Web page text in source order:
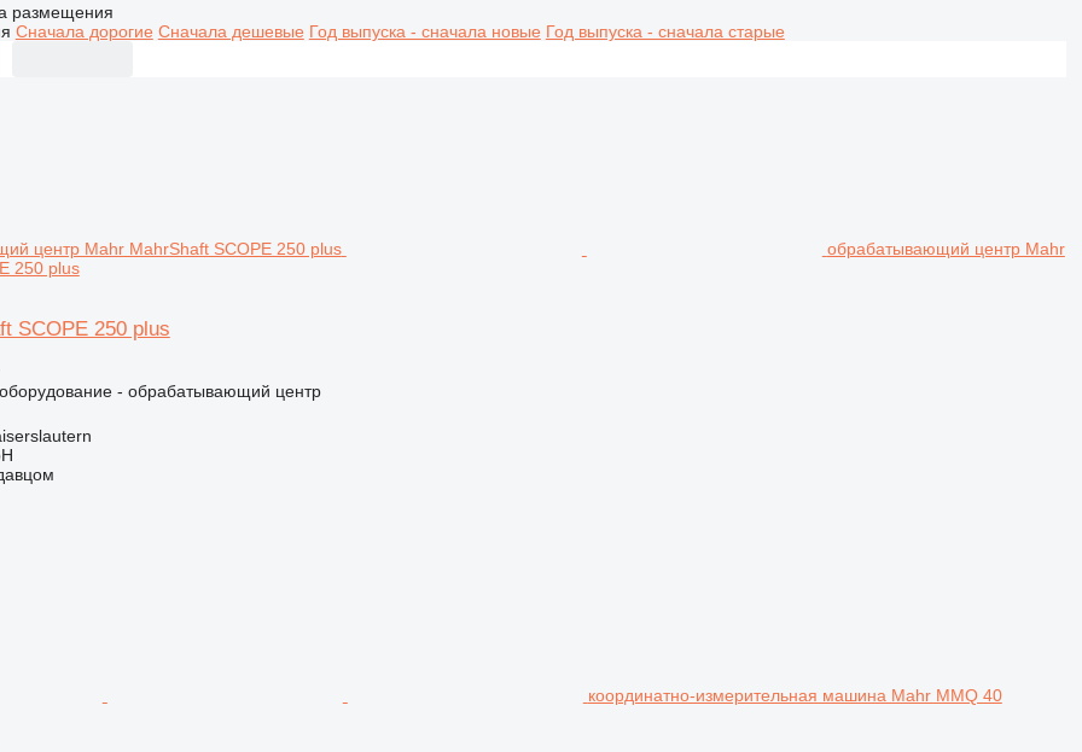
размещения
Сначала дорогие Сначала дешевые Год выпуска - сначала новые Год выпуска - сначала старые
обрабатывающий центр Mahr
250 plus
SCOPE 250 plus
- обрабатывающий центр
координатно-измерительная машина Mahr MMQ 40